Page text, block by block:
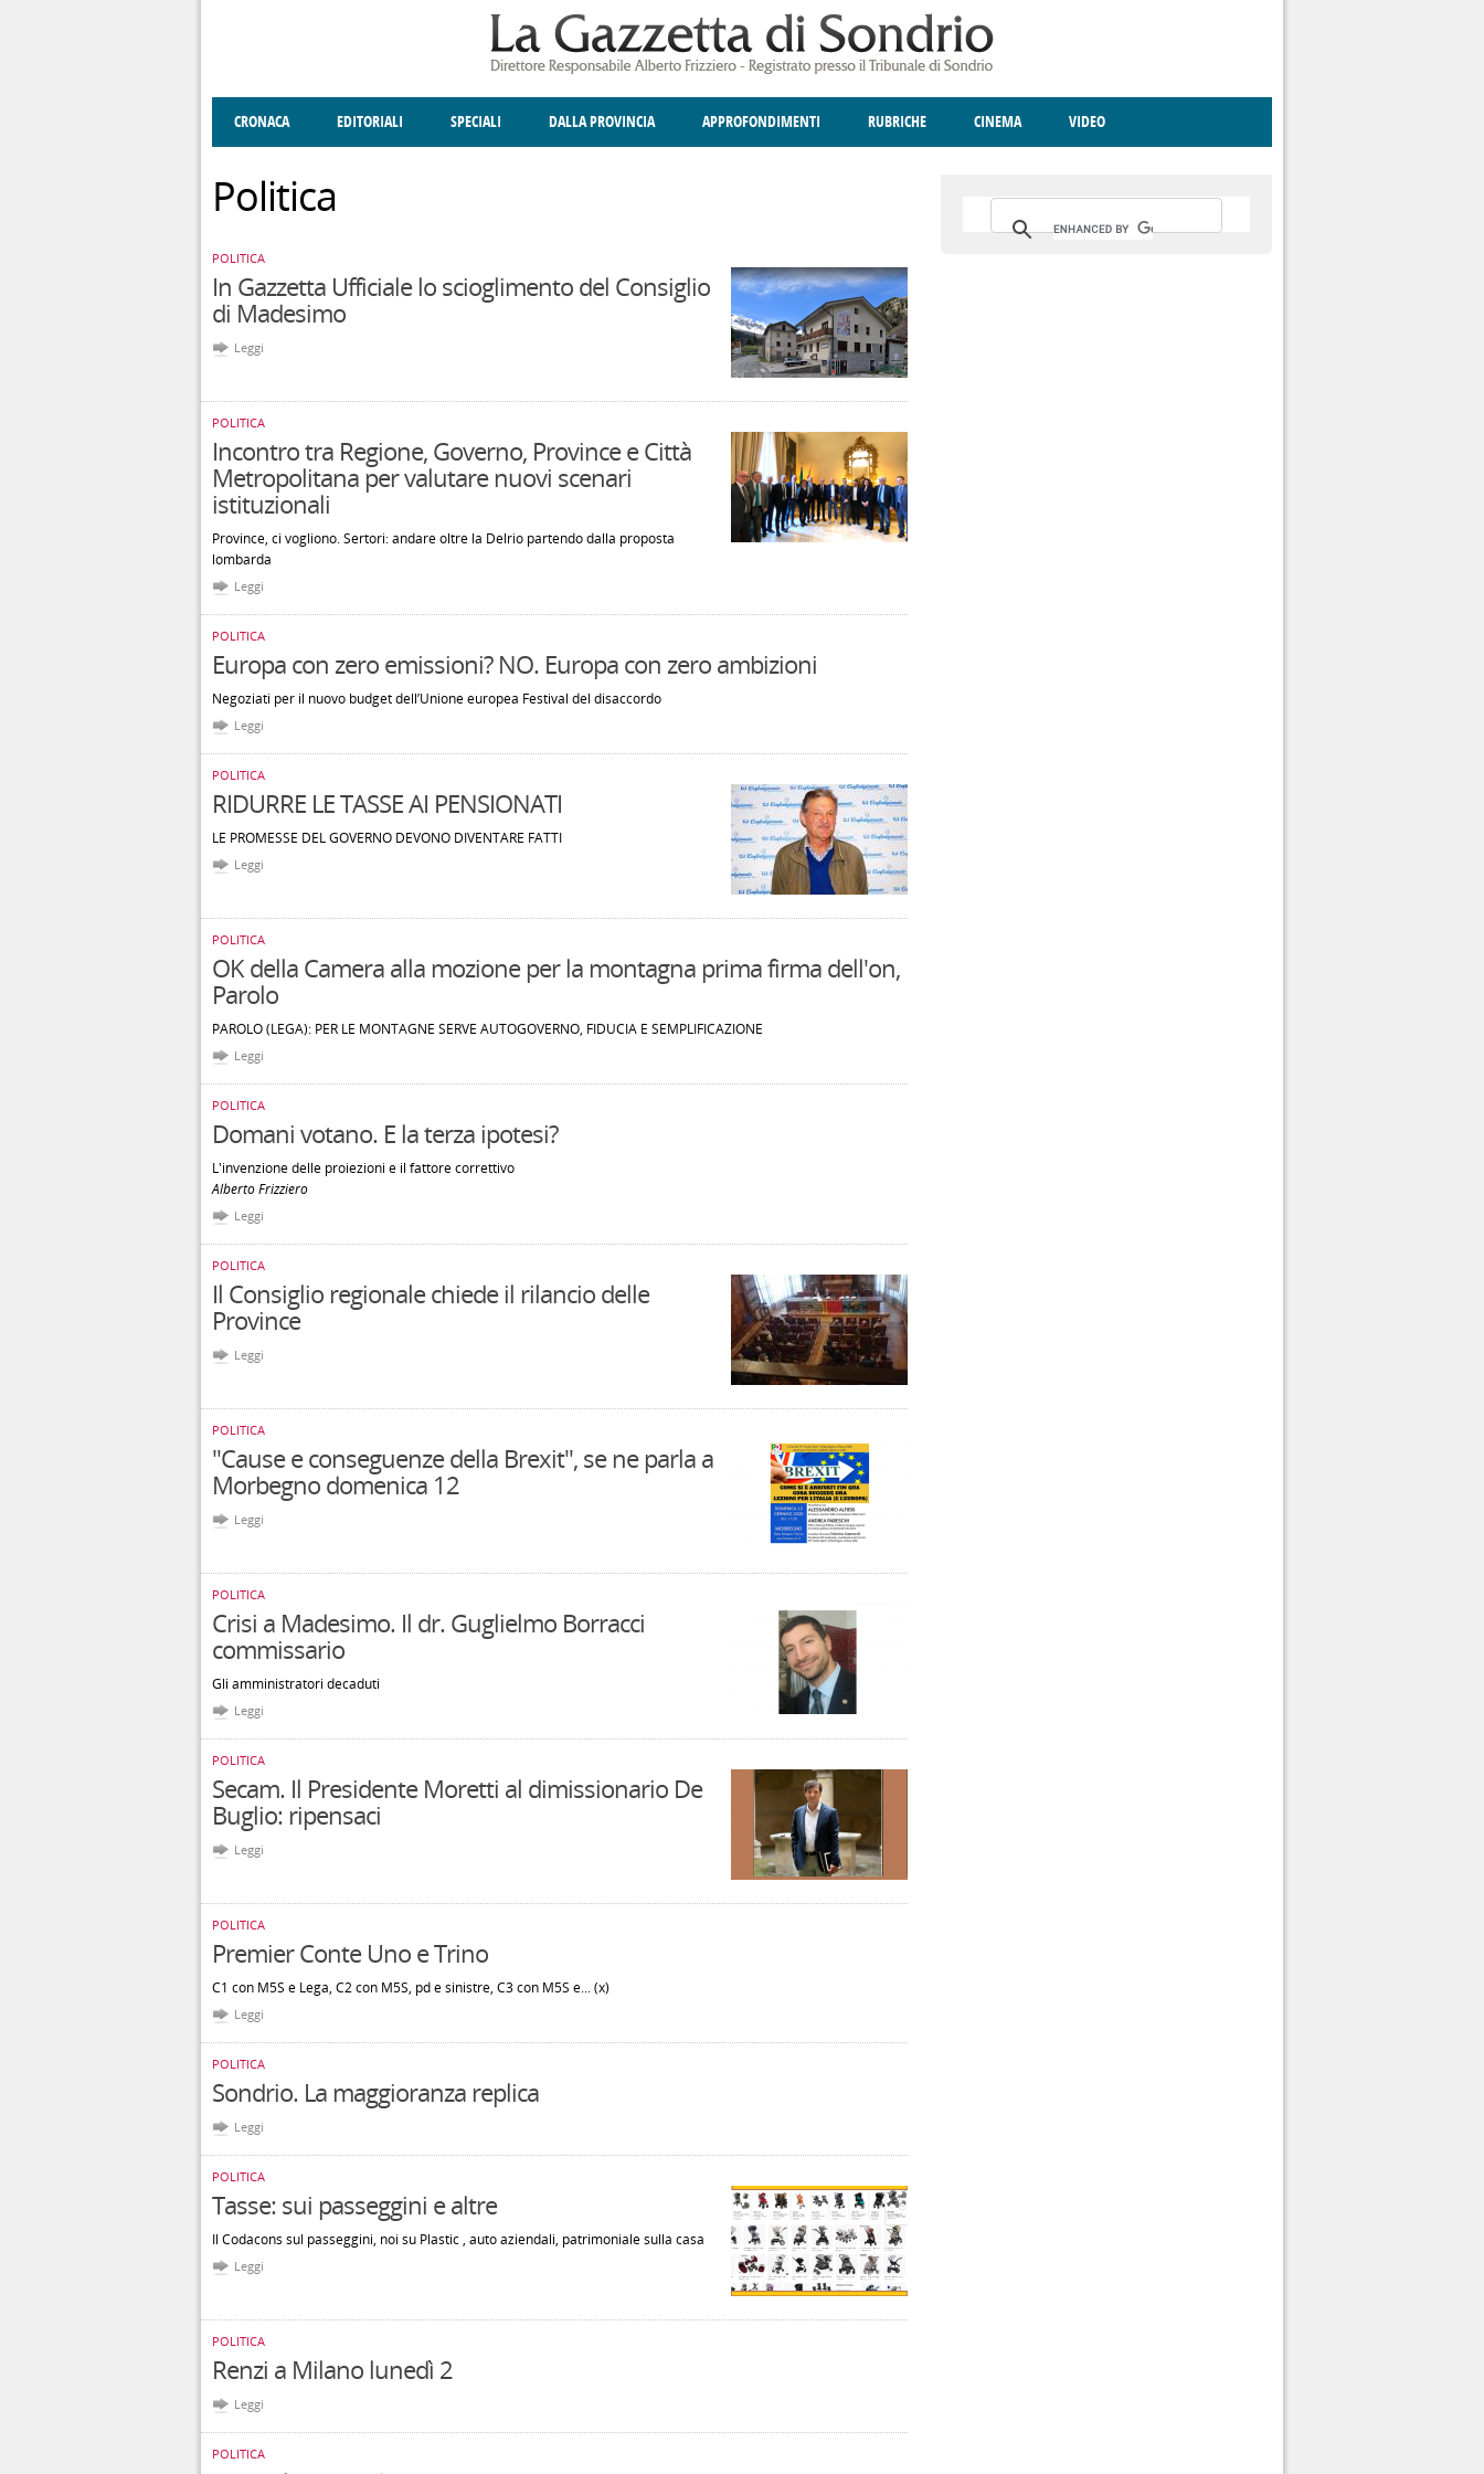
CRONACA EDITORIALI SPECIALI DALLA PROVINCIA APPROFONDIMENTI RUBRICHE CINEMA VIDEO
Politica
POLITICA
In Gazzetta Ufficiale lo scioglimento del Consiglio
di Madesimo
Leggi
POLITICA
Incontro tra Regione, Governo, Province e Città
Metropolitana per valutare nuovi scenari
istituzionali
Province, ci vogliono. Sertori: andare oltre la Delrio partendo dalla proposta
lombarda
Leggi
POLITICA
Europa con zero emissioni? NO. Europa con zero ambizioni
Negoziati per il nuovo budget dell’Unione europea Festival del disaccordo
Leggi
POLITICA
RIDURRE LE TASSE AI PENSIONATI
LE PROMESSE DEL GOVERNO DEVONO DIVENTARE FATTI
Leggi
POLITICA
OK della Camera alla mozione per la montagna prima firma dell'on,
Parolo
PAROLO (LEGA): PER LE MONTAGNE SERVE AUTOGOVERNO, FIDUCIA E SEMPLIFICAZIONE
Leggi
POLITICA
Domani votano. E la terza ipotesi?
L'invenzione delle proiezioni e il fattore correttivo
Alberto Frizziero
Leggi
POLITICA
Il Consiglio regionale chiede il rilancio delle
Province
Leggi
POLITICA
"Cause e conseguenze della Brexit", se ne parla a
Morbegno domenica 12
Leggi
POLITICA
Crisi a Madesimo. Il dr. Guglielmo Borracci
commissario
Gli amministratori decaduti
Leggi
POLITICA
Secam. Il Presidente Moretti al dimissionario De
Buglio: ripensaci
Leggi
POLITICA
Premier Conte Uno e Trino
C1 con M5S e Lega, C2 con M5S, pd e sinistre, C3 con M5S e... (x)
Leggi
POLITICA
Sondrio. La maggioranza replica
Leggi
POLITICA
Tasse: sui passeggini e altre
Il Codacons sul passeggini, noi su Plastic , auto aziendali, patrimoniale sulla casa
Leggi
POLITICA
Renzi a Milano lunedì 2
Leggi
POLITICA